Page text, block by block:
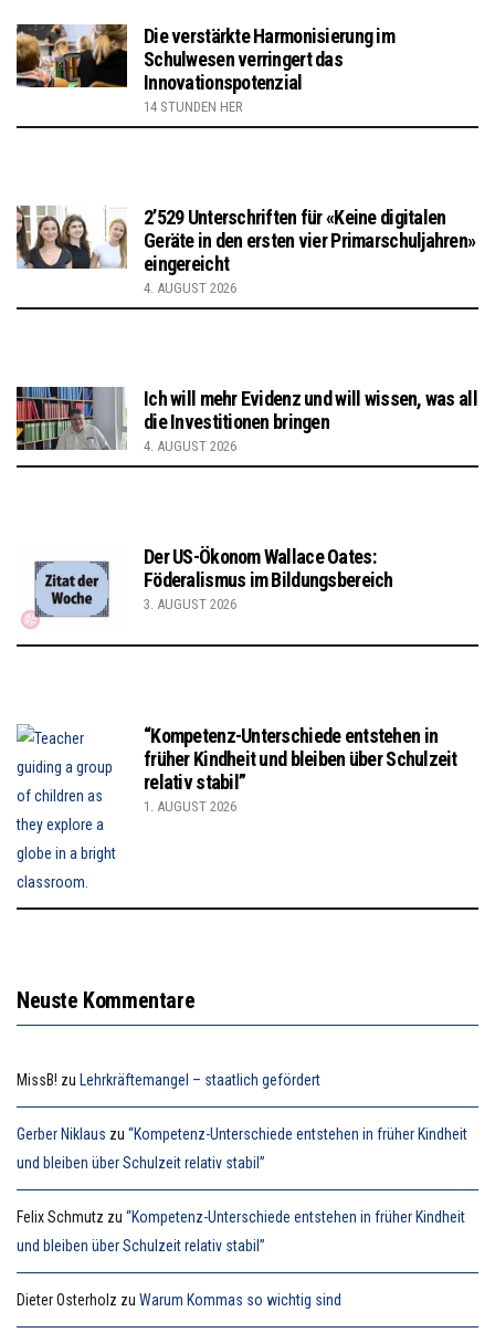
Die verstärkte Harmonisierung im
Schulwesen verringert das
Innovationspotenzial
14 STUNDEN HER
2’529 Unterschriften für «Keine digitalen
Geräte in den ersten vier Primarschuljahren»
eingereicht
4. AUGUST 2026
Ich will mehr Evidenz und will wissen, was all
die Investitionen bringen
4. AUGUST 2026
Der US-Ökonom Wallace Oates:
Föderalismus im Bildungsbereich
3. AUGUST 2026
“Kompetenz-Unterschiede entstehen in
früher Kindheit und bleiben über Schulzeit
relativ stabil”
1. AUGUST 2026
Neuste Kommentare
MissB! zu Lehrkräftemangel – staatlich gefördert
Gerber Niklaus zu “Kompetenz-Unterschiede entstehen in früher Kindheit
und bleiben über Schulzeit relativ stabil”
Felix Schmutz zu “Kompetenz-Unterschiede entstehen in früher Kindheit
und bleiben über Schulzeit relativ stabil”
Dieter Osterholz zu Warum Kommas so wichtig sind